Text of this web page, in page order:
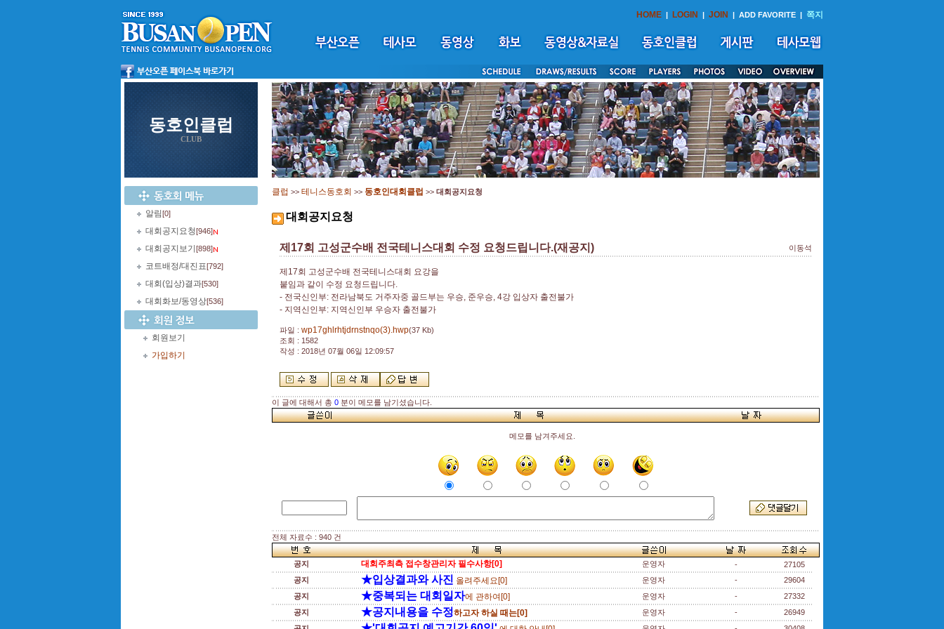
HOME | LOGIN | JOIN | ADD FAVORITE | 쪽지
동호인클럽
CLUB
알림[0]
대회공지요청[946]
대회공지보기 [898]
코트배정/대진표[792]
대회(입상)결과[530]
대회화보/동영상[536]
회원보기
가입하기
클럽 >> 테니스동호회 >> 동호인대회클럽 >> 대회공지요청
대회공지요청
제17회 고성군수배 전국테니스대회 수정 요청드립니다.(재공지) 이동석
제17회 고성군수배 전국테니스대회 요강을
붙임과 같이 수정 요청드립니다.
- 전국신인부: 전라남북도 거주자중 골드부는 우승, 준우승, 4강 입상자 출전불가
- 지역신인부: 지역신인부 우승자 출전불가
파일 : wp17ghlrhtjdrnstnqo(3).hwp(37 Kb)
조회 : 1582
작성 : 2018년 07월 06일 12:09:57
이 글에 대해서 총 0 분이 메모를 남기셨습니다.
메모를 남겨주세요.
전체 자료수 : 940 건
공지 대회주최측 접수창관리자 필수사항[0] 운영자 -
27105
공지
★입상결과와 사진 올려주세요[0] 운영자 -
29604
공지
★중복되는 대회일자에 관하여[0] 운영자 -
27332
공지
★공지내용을 수정하고자 하실 때는[0] 운영자 -
26949